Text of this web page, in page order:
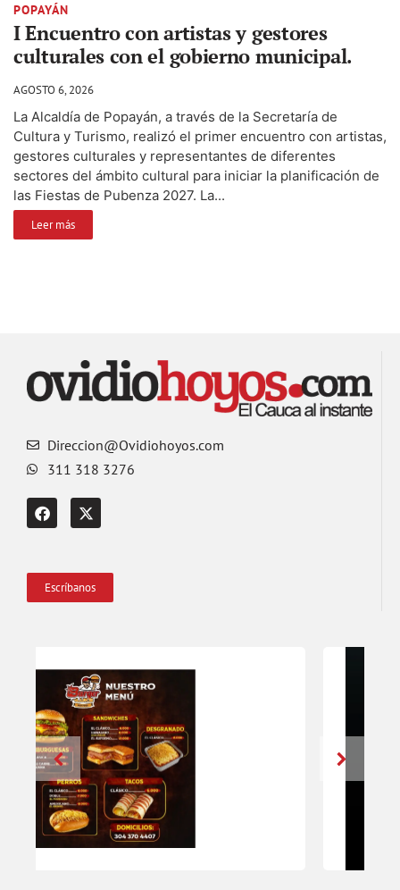
POPAYÁN
I Encuentro con artistas y gestores
culturales con el gobierno municipal.
AGOSTO 6, 2026
La Alcaldía de Popayán, a través de la Secretaría de
Cultura y Turismo, realizó el primer encuentro con artistas,
gestores culturales y representantes de diferentes
sectores del ámbito cultural para iniciar la planificación de
las Fiestas de Pubenza 2027. La...
Leer más
Direccion@Ovidiohoyos.com
311 318 3276
Escríbanos